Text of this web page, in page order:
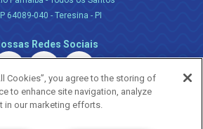
64089-040 - Teresina - PI
Redes Sociais
Cookies”, you agree to the storing of
to enhance site navigation, analyze
in our marketing efforts.